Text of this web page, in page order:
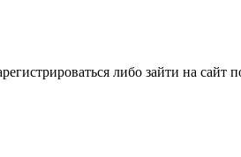
либо зайти на сайт